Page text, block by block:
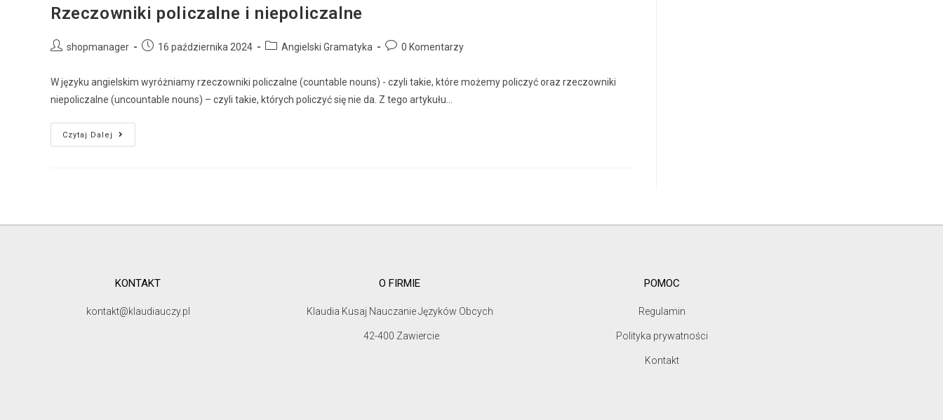
Rzeczowniki policzalne i niepoliczalne
shopmanager 16 października 2024 Angielski Gramatyka 0 Komentarzy
W języku angielskim wyróżniamy rzeczowniki policzalne (countable nouns) - czyli takie, które możemy policzyć oraz rzeczowniki
niepoliczalne (uncountable nouns) – czyli takie, których policzyć się nie da. Z tego artykułu…
Czytaj Dalej
KONTAKT
kontakt@klaudiauczy.pl
O FIRMIE
Klaudia Kusaj Nauczanie Języków Obcych
42-400 Zawiercie
POMOC
Regulamin
Polityka prywatności
Kontakt